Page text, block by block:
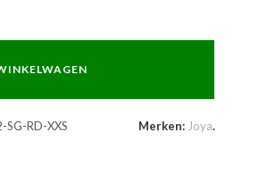
SG-RD-XXS Merken: Joya.